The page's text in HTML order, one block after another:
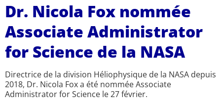
Dr. Nicola Fox nommée
Associate Administrator
for Science de la NASA
Directrice de la division Héliophysique de la NASA depuis
2018, Dr. Nicola Fox a été nommée Associate
Administrator for Science le 27 février.